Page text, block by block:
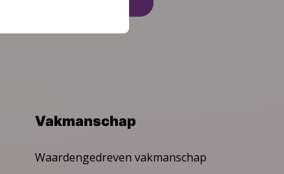
Vakmanschap
Waardengedreven vakmanschap